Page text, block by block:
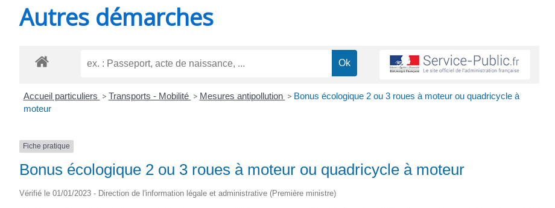
Autres démarches
Accueil particuliers > Transports - Mobilité > Mesures antipollution > Bonus écologique 2 ou 3 roues à moteur ou quadricycle à
moteur
Fiche pratique
Bonus écologique 2 ou 3 roues à moteur ou quadricycle à moteur
Vérifié le 01/01/2023 - Direction de l'information légale et administrative (Première ministre)